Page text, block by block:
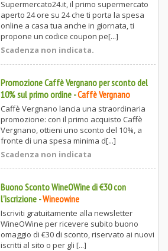
Supermercato24.it, il primo supermercato
aperto 24 ore su 24 che ti porta la spesa
online a casa tua anche in giornata, ti
propone un codice coupon pe[...]
Scadenza non indicata.
Promozione Caffè Vergnano per sconto del
10% sul primo ordine-Caffè Vergnano
Caffè Vergnano lancia una straordinaria
promozione: con il primo acquisto Caffè
Vergnano, ottieni uno sconto del 10%, a
fronte di una spesa minima d[...]
Scadenza non indicata
Buono Sconto WineOWine di €30 con
l'iscrizione-Wineowine
Iscriviti gratuitamente alla newsletter
WineOWine per ricevere subito buono
omaggio di €30 di sconto, riservato ai nuovi
iscritti al sito o per gli [...]